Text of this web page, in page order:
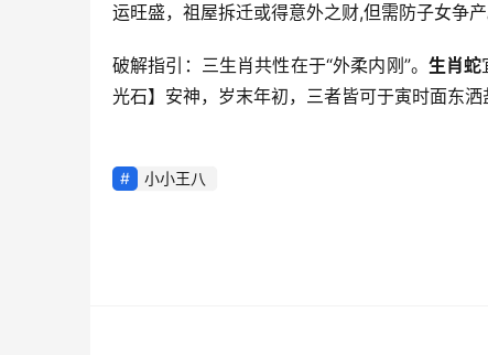
运旺盛，祖屋拆迁或得意外之财,但需防子女争产
破解指引：三生肖共性在于“外柔内刚”。 生肖蛇
光石】安神，岁末年初，三者皆可于寅时面东洒
小小王八